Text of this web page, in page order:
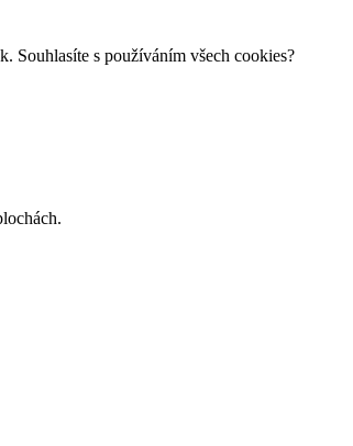
Souhlasíte s používáním všech cookies?